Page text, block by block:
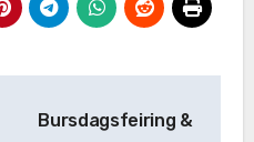
Bursdagsfeiring &